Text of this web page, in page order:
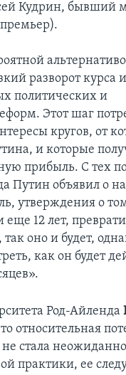
Кудрин, бывший
разворот курса
политических и
Этот шаг
кругов, от
и которые
прибыль. С тех
Путин объявил о
утверждения о
еще 12 лет,
оно и будет,
как он будет
Род-Айленда
относительная
стала
практики, ее